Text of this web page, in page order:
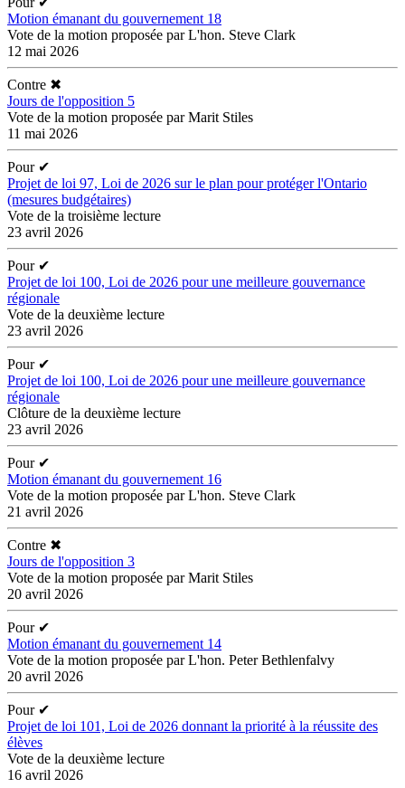
Motion émanant du gouvernement 18
Vote de la motion proposée par L'hon. Steve Clark
12 mai 2026
Contre ✖
Jours de l'opposition 5
Vote de la motion proposée par Marit Stiles
11 mai 2026
Pour ✔
Projet de loi 97, Loi de 2026 sur le plan pour protéger l'Ontario
(mesures budgétaires)
Vote de la troisième lecture
23 avril 2026
Pour ✔
Projet de loi 100, Loi de 2026 pour une meilleure gouvernance
régionale
Vote de la deuxième lecture
23 avril 2026
Pour ✔
Projet de loi 100, Loi de 2026 pour une meilleure gouvernance
régionale
Clôture de la deuxième lecture
23 avril 2026
Pour ✔
Motion émanant du gouvernement 16
Vote de la motion proposée par L'hon. Steve Clark
21 avril 2026
Contre ✖
Jours de l'opposition 3
Vote de la motion proposée par Marit Stiles
20 avril 2026
Pour ✔
Motion émanant du gouvernement 14
Vote de la motion proposée par L'hon. Peter Bethlenfalvy
20 avril 2026
Pour ✔
Projet de loi 101, Loi de 2026 donnant la priorité à la réussite des
élèves
Vote de la deuxième lecture
16 avril 2026